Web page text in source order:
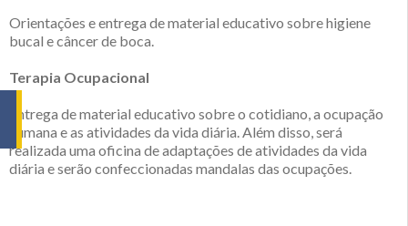
Orientações e entrega de material educativo sobre higiene
bucal e câncer de boca.
Terapia Ocupacional
Entrega de material educativo sobre o cotidiano, a ocupação
humana e as atividades da vida diária. Além disso, será
realizada uma oficina de adaptações de atividades da vida
diária e serão confeccionadas mandalas das ocupações.